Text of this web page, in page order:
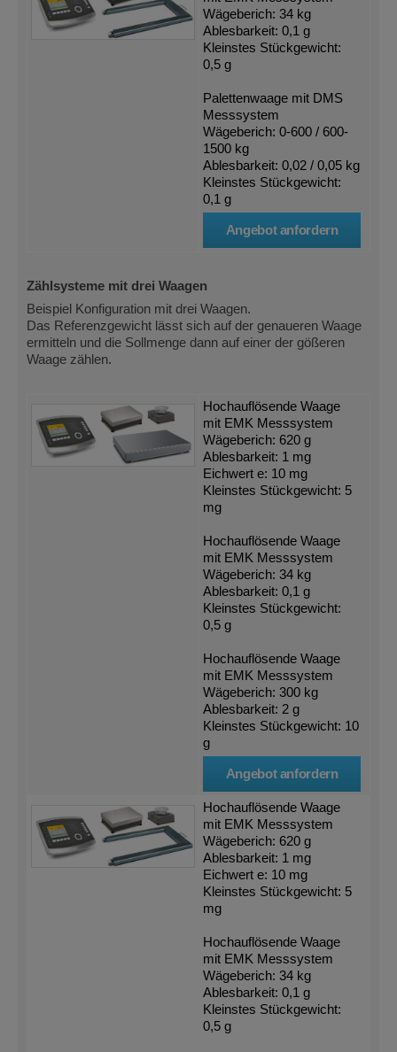
Wägeberich: 34 kg
Ablesbarkeit: 0,1 g
Kleinstes Stückgewicht:
0,5 g
Palettenwaage mit DMS
Messsystem
Wägeberich: 0-600 / 600-
1500 kg
Ablesbarkeit: 0,02 / 0,05 kg
Kleinstes Stückgewicht:
0,1 g
Angebot anfordern
Zählsysteme mit drei Waagen
Beispiel Konfiguration mit drei Waagen.
Das Referenzgewicht lässt sich auf der genaueren Waage
ermitteln und die Sollmenge dann auf einer der gößeren
Waage zählen.
Hochauflösende Waage
mit EMK Messsystem
Wägeberich: 620 g
Ablesbarkeit: 1 mg
Eichwert e: 10 mg
Kleinstes Stückgewicht: 5
mg
Hochauflösende Waage
mit EMK Messsystem
Wägeberich: 34 kg
Ablesbarkeit: 0,1 g
Kleinstes Stückgewicht:
0,5 g
Hochauflösende Waage
mit EMK Messsystem
Wägeberich: 300 kg
Ablesbarkeit: 2 g
Kleinstes Stückgewicht: 10
g
Angebot anfordern
Hochauflösende Waage
mit EMK Messsystem
Wägeberich: 620 g
Ablesbarkeit: 1 mg
Eichwert e: 10 mg
Kleinstes Stückgewicht: 5
mg
Hochauflösende Waage
mit EMK Messsystem
Wägeberich: 34 kg
Ablesbarkeit: 0,1 g
Kleinstes Stückgewicht:
0,5 g